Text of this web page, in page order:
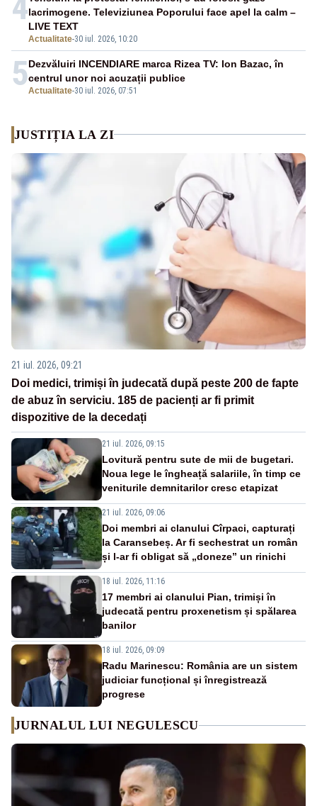
Actualitate-30 iul. 2026, 10:20
lacrimogene. Televiziunea Poporului face apel la calm –
LIVE TEXT
5Actualitate-30 iul. 2026, 07:51
Dezvăluiri INCENDIARE marca Rizea TV: Ion Bazac, în
centrul unor noi acuzații publice
JUSTIȚIA LA ZI
21 iul. 2026, 09:21
Doi medici, trimiși în judecată după peste 200 de fapte
de abuz în serviciu. 185 de pacienți ar fi primit
dispozitive de la decedați
21 iul. 2026, 09:15
Lovitură pentru sute de mii de bugetari.
Noua lege le îngheață salariile, în timp ce
veniturile demnitarilor cresc etapizat
21 iul. 2026, 09:06
Doi membri ai clanului Cîrpaci, capturați
la Caransebeș. Ar fi sechestrat un român
și l-ar fi obligat să „doneze” un rinichi
18 iul. 2026, 11:16
17 membri ai clanului Pian, trimiși în
judecată pentru proxenetism și spălarea
banilor
18 iul. 2026, 09:09
Radu Marinescu: România are un sistem
judiciar funcțional și înregistrează
progrese
JURNALUL LUI NEGULESCU